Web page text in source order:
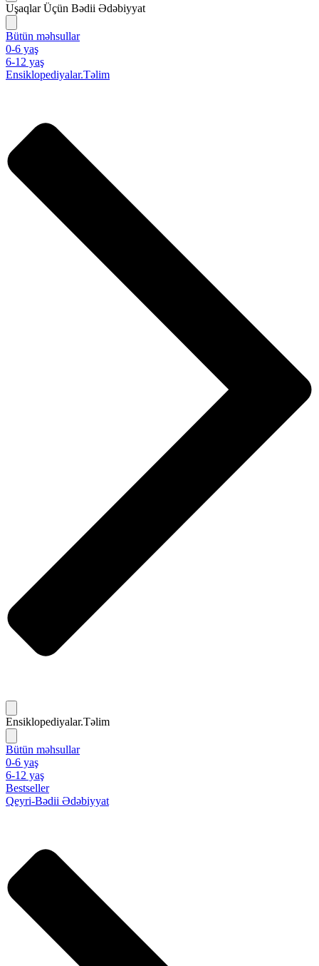
Uşaqlar Üçün Bədii Ədəbiyyat
Bütün məhsullar
0-6 yaş
6-12 yaş
Ensiklopediyalar.Təlim
Ensiklopediyalar.Təlim
Bütün məhsullar
0-6 yaş
6-12 yaş
Bestseller
Qeyri-Bədii Ədəbiyyat